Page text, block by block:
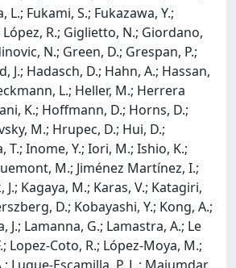
L.; Fukami, S.; Fukazawa, Y.;
López, R.; Giglietto, N.; Giordano,
N.; Green, D.; Grespan, P.;
J.; Hadasch, D.; Hahn, A.; Hassan,
L.; Heller, M.; Herrera
K.; Hoffmann, D.; Horns, D.;
M.; Hrupec, D.; Hui, D.;
T.; Inome, Y.; Iori, M.; Ishio, K.;
M.; Jiménez Martínez, I.;
J.; Kagaya, M.; Karas, V.; Katagiri,
D.; Kobayashi, Y.; Kong, A.;
J.; Lamanna, G.; Lamastra, A.; Le
Lopez-Coto, R.; López-Moya, M.;